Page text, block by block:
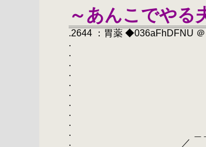
～あんこでや
.2644 ：胃薬 ◆036aFhDFNU
.
.
.
.
.
.
.
.
.
. ＿＿＿
. ／